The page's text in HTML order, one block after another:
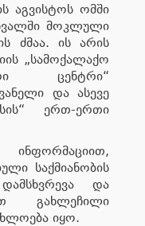
აგვისტოს ომში
მოკლული
ძმაა. ის არის
„სამოქალაქო
ცენტრი“
და ასევე
ერთ-ერთი
საქმიანობის
და
გახლეჩილი
იყო.